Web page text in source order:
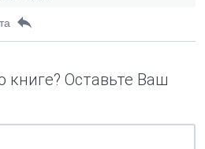
книге? Оставьте Ваш